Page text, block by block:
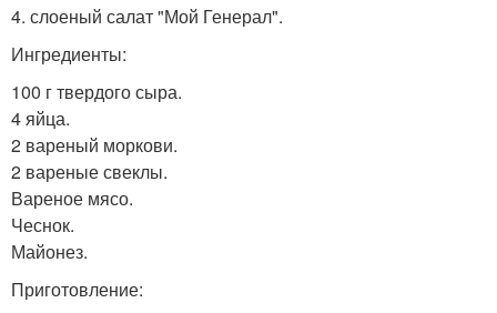
4. слоеный салат "Мой Генерал".
Ингредиенты:
100 г твердого сыра.
4 яйца.
2 вареный моркови.
2 вареные свеклы.
Вареное мясо.
Чеснок.
Майонез.
Приготовление: